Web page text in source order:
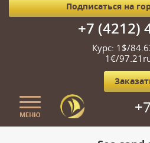
Подписаться на
+7 (4212)
Курс: 1$/
1€/
МЕНЮ